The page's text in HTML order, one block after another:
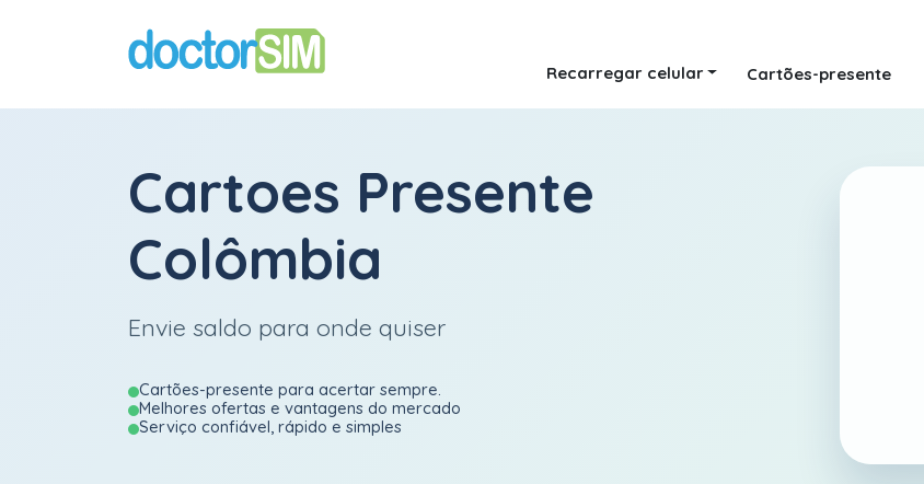
Recarregar celular Cartões-presente
Cartoes Presente
Colômbia
Envie saldo para onde quiser
Cartões-presente para acertar sempre.
Melhores ofertas e vantagens do mercado
Serviço confiável, rápido e simples